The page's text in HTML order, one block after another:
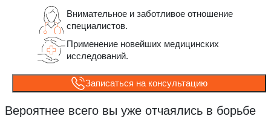
Внимательное и заботливое отношение
специалистов.
Применение новейших медицинских
исследований.
Записаться на консультацию
Вероятнее всего вы уже отчаялись в борьбе